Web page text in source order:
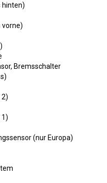
hinten)
vorne)
Bremsschalter
2)
1)
(nur Europa)